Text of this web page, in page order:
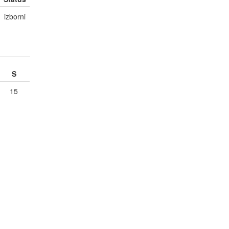
izborni
S
15